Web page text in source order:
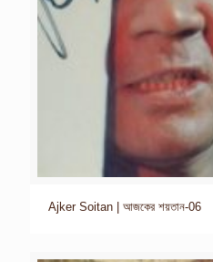
Ajker Soitan | আজকের শয়তান-06